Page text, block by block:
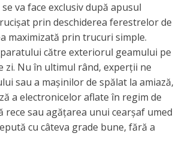
va face exclusiv după apusul
prin deschiderea ferestrelor de
maximizată prin trucuri simple.
către exteriorul geamului pe
zi. Nu în ultimul rând, experții ne
sau a mașinilor de spălat la amiază,
a electronicelor aflate în regim de
sau agățarea unui cearșaf umed
cu câteva grade bune, fără a